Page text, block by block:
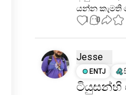
යන්න කැමති
1 0
Jesse
ENTJ
ටියුසන්හි